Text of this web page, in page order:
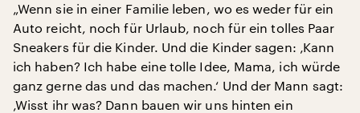
„Wenn sie in einer Familie leben, wo es weder für ein
Auto reicht, noch für Urlaub, noch für ein tolles Paar
Sneakers für die Kinder. Und die Kinder sagen: ‚Kann
ich haben? Ich habe eine tolle Idee, Mama, ich würde
ganz gerne das und das machen.‘ Und der Mann sagt:
‚Wisst ihr was? Dann bauen wir uns hinten ein